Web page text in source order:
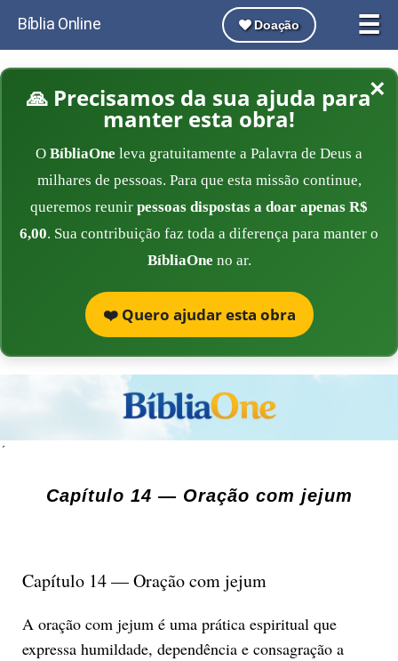
☰
Bíblia Online Doação
×
🙏 Precisamos da sua ajuda para
manter esta obra!
O BíbliaOne leva gratuitamente a Palavra de Deus a
milhares de pessoas. Para que esta missão continue,
queremos reunir pessoas dispostas a doar apenas R$
6,00. Sua contribuição faz toda a diferença para manter o
BíbliaOne no ar.
❤️ Quero ajudar esta obra
´
Capítulo 14 — Oração com jejum
Capítulo 14 — Oração com jejum
A oração com jejum é uma prática espiritual que
expressa humildade, dependência e consagração a